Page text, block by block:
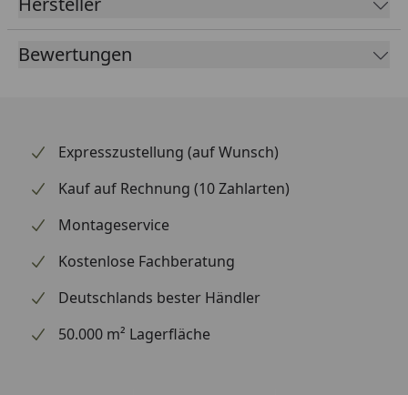
profitierst du von einer direkten Kraftübertragung
und einem deutlich verbesserten Fahrgefühl.
Supersprox zählt weltweit zu den renommiertesten
Bewertungen
Expresszustellung (auf Wunsch)
Kauf auf Rechnung (10 Zahlarten)
Montageservice
Kostenlose Fachberatung
Deutschlands bester Händler
50.000 m² Lagerfläche